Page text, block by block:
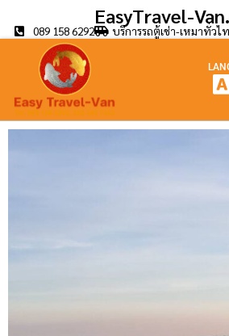
EasyTravel-
089 158 6292 บริการรถตู้เช่า-เหมาทั่วไ